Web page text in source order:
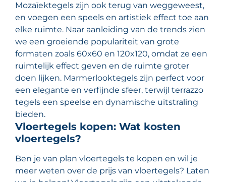
Mozaïektegels zijn ook terug van weggeweest,
en voegen een speels en artistiek effect toe aan
elke ruimte. Naar aanleiding van de trends zien
we een groeiende populariteit van grote
formaten zoals 60x60 en 120x120, omdat ze een
ruimtelijk effect geven en de ruimte groter
doen lijken. Marmerlooktegels zijn perfect voor
een elegante en verfijnde sfeer, terwijl terrazzo
tegels een speelse en dynamische uitstraling
bieden.
Vloertegels kopen: Wat kosten
vloertegels?
Ben je van plan vloertegels te kopen en wil je
meer weten over de prijs van vloertegels? Laten